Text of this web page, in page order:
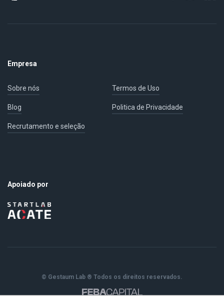
Empresa
Sobre nós Termos de Uso
Blog Politica de Privacidade
Recrutamento e seleção
Apoiado por
© Gestaum Lab ® Todos os direitos reservados.